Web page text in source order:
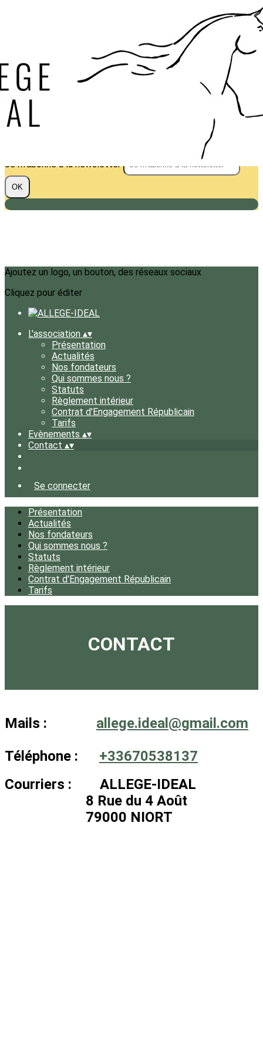
Exporter uniquement les colonnes affichées
?>
Images de la page d'accueil
Cliquez pour éditer
Texte, bouton et/ou inscription à la newsletter
Je m'abonne à la newsletter
OK
Ajoutez un logo, un bouton, des réseaux sociaux
Cliquez pour éditer
L'association ▴▾
Présentation
Actualités
Nos fondateurs
Qui sommes nous ?
Statuts
Règlement intérieur
Contrat d'Engagement Républicain
Tarifs
Evènements ▴▾
Contact ▴▾
Se connecter
Présentation
Actualités
Nos fondateurs
Qui sommes nous ?
Statuts
Règlement intérieur
Contrat d'Engagement Républicain
Tarifs
CONTACT
Mails : allege.ideal@gmail.com
Téléphone : +33670538137
Courriers : ALLEGE-IDEAL
8 Rue du 4 Août
79000 NIORT